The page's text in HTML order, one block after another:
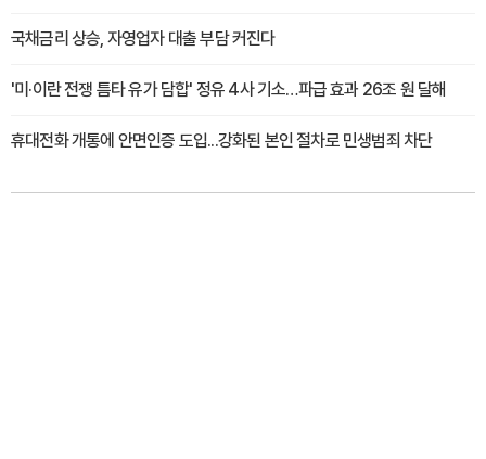
국채금리 상승, 자영업자 대출 부담 커진다
'미·이란 전쟁 틈타 유가 담합' 정유 4사 기소…파급 효과 26조 원 달해
휴대전화 개통에 안면인증 도입...강화된 본인 절차로 민생범죄 차단